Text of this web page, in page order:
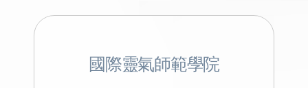
國際靈氣師範學院